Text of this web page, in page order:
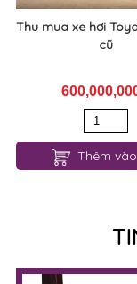
Thu mua xe hơi
cũ
Thêm